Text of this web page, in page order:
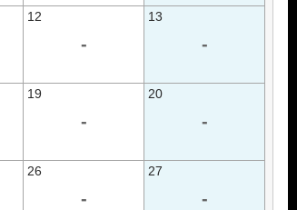
12
-
13
-
19
-
20
-
26
-
27
-